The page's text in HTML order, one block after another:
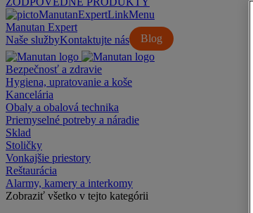
Manutan Expert
Naše služby
Blog
Kontaktujte nás
Bezpečnosť a zdravie
Hygiena, upratovanie a koše
Kancelária
Obaly a obalová technika
Priemyselné potreby a náradie
Sklad
Stoličky
Vonkajšie priestory
Reštaurácia
Alarmy, kamery a interkomy
Zobraziť všetko v tejto kategórii